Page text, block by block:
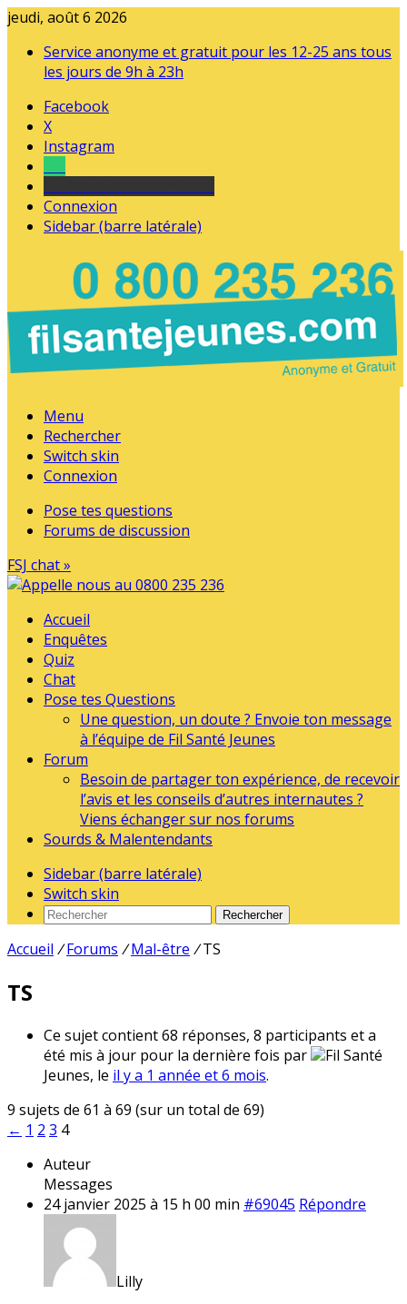
jeudi, août 6 2026
Service anonyme et gratuit pour les 12-25 ans tous
les jours de 9h à 23h
Facebook
X
Instagram
Connexion
Sidebar (barre latérale)
Menu
Rechercher
Switch skin
Connexion
Pose tes questions
Forums de discussion
FSJ chat »
Accueil
Enquêtes
Quiz
Chat
Pose tes Questions
Une question, un doute ? Envoie ton message
à l’équipe de Fil Santé Jeunes
Forum
Besoin de partager ton expérience, de recevoir
l’avis et les conseils d’autres internautes ?
Viens échanger sur nos forums
Sourds & Malentendants
Sidebar (barre latérale)
Switch skin
Rechercher
Accueil / Forums / Mal-être / TS
TS
Ce sujet contient 68 réponses, 8 participants et a
été mis à jour pour la dernière fois par
Fil Santé
Jeunes, le il y a 1 année et 6 mois.
9 sujets de 61 à 69 (sur un total de 69)
← 1 2 3 4
Auteur
Messages
24 janvier 2025 à 15 h 00 min #69045 Répondre
Lilly